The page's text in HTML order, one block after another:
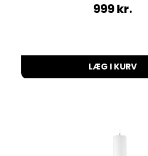
999kr.
LÆG I KURV